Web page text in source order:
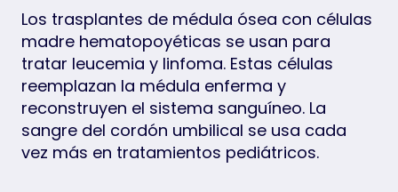
Los trasplantes de médula ósea con células
madre hematopoyéticas se usan para
tratar leucemia y linfoma. Estas células
reemplazan la médula enferma y
reconstruyen el sistema sanguíneo. La
sangre del cordón umbilical se usa cada
vez más en tratamientos pediátricos.